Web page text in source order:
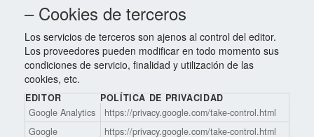
– Cookies de terceros
Los servicios de terceros son ajenos al control del editor.
Los proveedores pueden modificar en todo momento sus
condiciones de servicio, finalidad y utilización de las
cookies, etc.
EDITOR
POLÍTICA DE PRIVACIDAD
Google Analytics
https://privacy.google.com/take-control.html
Google
https://privacy.google.com/take-control.html